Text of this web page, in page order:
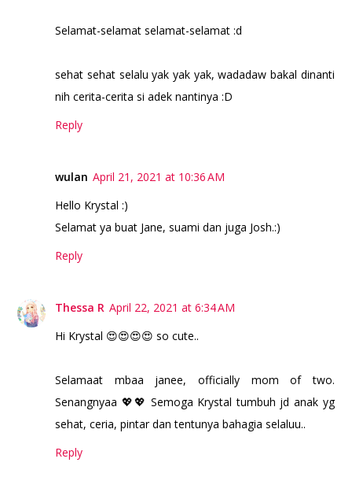
Selamat-selamat selamat-selamat :d
sehat sehat selalu yak yak yak, wadadaw bakal dinanti
nih cerita-cerita si adek nantinya :D
Reply
wulan April 21, 2021 at 10:36 AM
Hello Krystal :)
Selamat ya buat Jane, suami dan juga Josh.:)
Reply
Thessa R April 22, 2021 at 6:34 AM
Hi Krystal 😍😍😍😍 so cute..
Selamaat mbaa janee, officially mom of two.
Senangnyaa 💖💖 Semoga Krystal tumbuh jd anak yg
sehat, ceria, pintar dan tentunya bahagia selaluu..
Reply